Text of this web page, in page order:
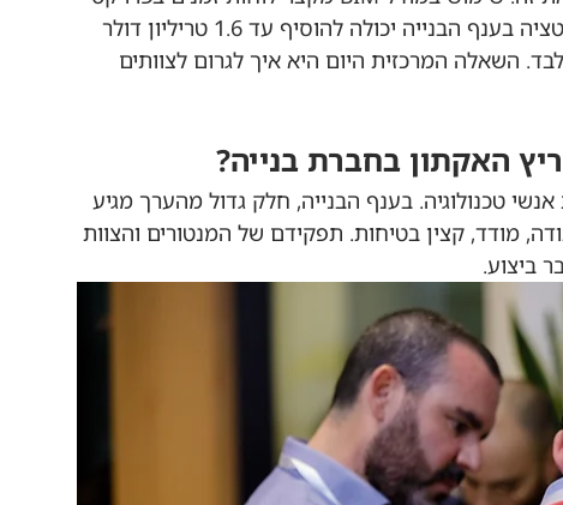
בעד 50% ומוריד עלויות בלמעלה מ-52%. דיגיטציה בענף הבנייה יכולה להוסיף עד 1.6 טריליון דולר
השאלה המרכזית היום היא איך לגרום לצוותים
האקתון בחברת בנייה?
טכנולוגיה. בענף הבנייה, חלק גדול מהערך מגיע
מודד, קצין בטיחות. תפקידם של המנטורים והצוות
ביצוע.